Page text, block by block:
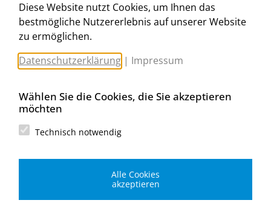
www.worahnik.at
Zentrale Köttlach
Michael Worahnik GmbH
Spenglerartikel
Industriestraße 90, Köttlach
Filiale Wien
Spenglerartikel
Diese Website nutzt Cookies, um Ihnen das
bestmögliche Nutzererlebnis auf unserer Website
zu ermöglichen.
Datenschutzerklärung | Impressum
Wählen Sie die Cookies, die Sie akzeptieren
möchten
Technisch notwendig
Alle Cookies
akzeptieren